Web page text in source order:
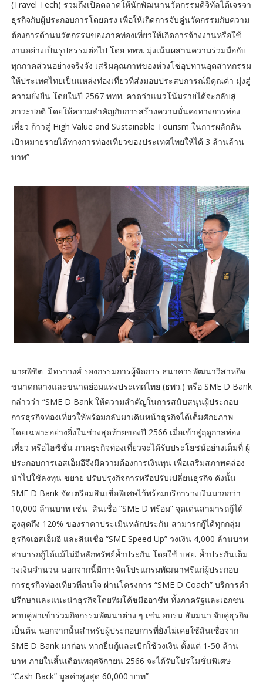
(Travel Tech) รวมถึงเปิดตลาดให้นักพัฒนานวัตกรรมดิจิทัลได้เจรจา
ธุรกิจกับผู้ประกอบการโดยตรง เพื่อให้เกิดการจับคู่นวัตกรรมกับความ
ต้องการด้านนวัตกรรมของภาคท่องเที่ยวให้เกิดการจ้างงานหรือใช้
งานอย่างเป็นรูปธรรมต่อไป โดย ททท. มุ่งเน้นผสานความร่วมมือกับ
ทุกภาคส่วนอย่างจริงจัง เสริมคุณภาพของห่วงโซ่อุปทานอุตสาหกรรม
ให้ประเทศไทยเป็นแหล่งท่องเที่ยวที่ส่งมอบประสบการณ์มีคุณค่า มุ่งสู่
ความยั่งยืน โดยในปี 2567 ททท. คาดว่าแนวโน้มรายได้จะกลับสู่
ภาวะปกติ โดยให้ความสำคัญกับการสร้างความมั่นคงทางการท่อง
เที่ยว ก้าวสู่ High Value and Sustainable Tourism ในการผลักดัน
เป้าหมายรายได้ทางการท่องเที่ยวของประเทศไทยให้ได้ 3 ล้านล้าน
บาท”
นายพิชิต มิทราวงศ์ รองกรรมการผู้จัดการ ธนาคารพัฒนาวิสาหกิจ
ขนาดกลางและขนาดย่อมแห่งประเทศไทย (ธพว.) หรือ SME D Bank
กล่าวว่า “SME D Bank ให้ความสำคัญในการสนับสนุนผู้ประกอบ
การธุรกิจท่องเที่ยวให้พร้อมกลับมาเดินหน้าธุรกิจได้เต็มศักยภาพ
โดยเฉพาะอย่างยิ่งในช่วงสุดท้ายของปี 2566 เมื่อเข้าสู่ฤดูกาลท่อง
เที่ยว หรือไฮซีซั่น ภาคธุรกิจท่องเที่ยวจะได้รับประโยชน์อย่างเต็มที่ ผู้
ประกอบการเอสเอ็มอีจึงมีความต้องการเงินทุน เพื่อเสริมสภาพคล่อง
นำไปใช้ลงทุน ขยาย ปรับปรุงกิจการหรือปรับเปลี่ยนธุรกิจ ดังนั้น
SME D Bank จัดเตรียมสินเชื่อพิเศษไว้พร้อมบริการวงเงินมากกว่า
10,000 ล้านบาท เช่น สินเชื่อ “SME D พร้อม” จุดเด่นสามารถกู้ได้
สูงสุดถึง 120% ของราคาประเมินหลักประกัน สามารกกู้ได้ทุกกลุ่ม
ธุรกิจเอสเอ็มอี และสินเชื่อ “SME Speed Up” วงเงิน 4,000 ล้านบาท
สามารถกู้ได้แม้ไม่มีหลักทรัพย์ค้ำประกัน โดยใช้ บสย. ค้ำประกันเต็ม
วงเงินจำนวน นอกจากนี้มีการจัดโปรแกรมพัฒนาฟรีแก่ผู้ประกอบ
การธุรกิจท่องเที่ยวที่สนใจ ผ่านโครงการ “SME D Coach” บริการคำ
ปรึกษาและแนะนำธุรกิจโดยทีมโค้ชมืออาชีพ ทั้งภาครัฐและเอกชน
ควบคู่พาเข้าร่วมกิจกรรมพัฒนาต่าง ๆ เช่น อบรม สัมมนา จับคู่ธุรกิจ
เป็นต้น นอกจากนั้นสำหรับผู้ประกอบการที่ยังไม่เคยใช้สินเชื่อจาก
SME D Bank มาก่อน หากยื่นกู้และเบิกใช้วงเงิน ตั้งแต่ 1-50 ล้าน
บาท ภายในสิ้นเดือนพฤศจิกายน 2566 จะได้รับโปรโมชั่นพิเศษ
“Cash Back” มูลค่าสูงสุด 60,000 บาท”